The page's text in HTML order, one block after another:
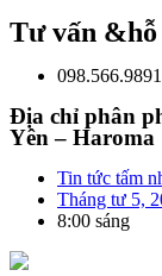
Tư vấn
098.566.9891
Địa chỉ phân
Yên – Haroma
Tin tức tấm
Tháng tư 5,
8:00 sáng